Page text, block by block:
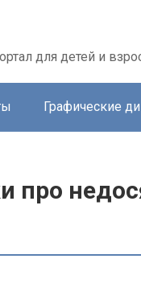
для детей и
Графические
про